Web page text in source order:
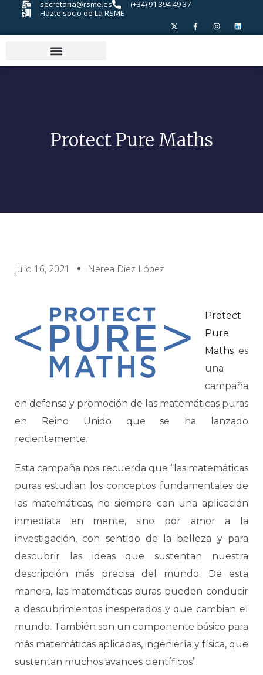
secretaria@rsme.es
(+34) 91 394 49 37
Hazte socio de La RSME
Protect Pure Maths
Julio 16, 2021 Nerea Diez López
Protect
Pure
Maths es
una
campaña
en defensa y promoción de las matemáticas puras
en Reino Unido que se ha lanzado
recientemente.
Esta campaña nos recuerda que “las matemáticas
puras estudian los conceptos fundamentales de
las matemáticas, no siempre con una aplicación
inmediata en mente, sino por amor a la
investigación, con sentido de la belleza y para
descubrir las ideas que sustentan nuestra
descripción más precisa del mundo. De esta
manera, las matemáticas puras pueden conducir
a descubrimientos inesperados y que cambian el
mundo. También son un componente básico para
más matemáticas aplicadas, ingeniería y física, que
sustentan muchos avances científicos”.